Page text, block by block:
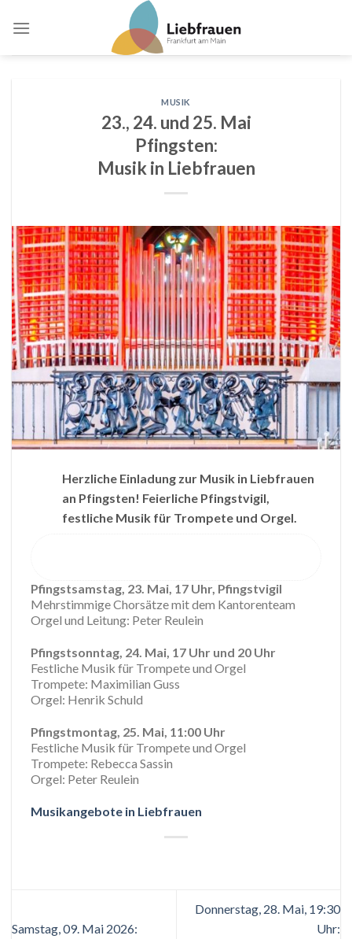
MUSIK
23., 24. und 25. Mai
Pfingsten:
Musik in Liebfrauen
Herzliche Einladung zur Musik in Liebfrauen
an Pfingsten! Feierliche Pfingstvigil,
festliche Musik für Trompete und Orgel.
Pfingstsamstag, 23. Mai, 17 Uhr, Pfingstvigil
Mehrstimmige Chorsätze mit dem Kantorenteam
Orgel und Leitung: Peter Reulein
Pfingstsonntag, 24. Mai, 17 Uhr und 20 Uhr
Festliche Musik für Trompete und Orgel
Trompete: Maximilian Guss
Orgel: Henrik Schuld
Pfingstmontag, 25. Mai, 11:00 Uhr
Festliche Musik für Trompete und Orgel
Trompete: Rebecca Sassin
Orgel: Peter Reulein
Musikangebote in Liebfrauen
Samstag, 09. Mai 2026:
Donnerstag, 28. Mai, 19:30
Uhr: